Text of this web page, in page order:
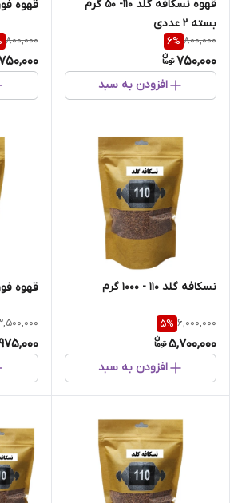
قهوه نسکافه گلد 110- 50 گرم
بسته 2 عددی
800,000
6%
750,000
افزودن به سبد
قهوه فوری
800,000
نسکافه گلد 110 - 1000 گرم
6,000,000
5%
5,700,000
افزودن به سبد
قهوه فوری